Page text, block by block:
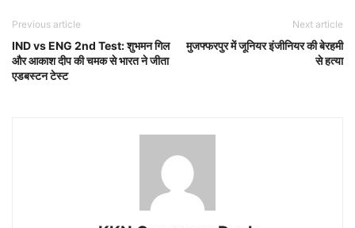
Previous article
IND vs ENG 2nd Test: शुभमन गिल
और आकाश दीप की चमक से भारत ने जीता
एडबस्टन टेस्ट
Next article
मुजफ्फरपुर में जूनियर इंजीनियर की बेरहमी
से हत्या